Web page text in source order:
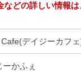
などの詳しい情報
デイジーカフ
ーかふぇ